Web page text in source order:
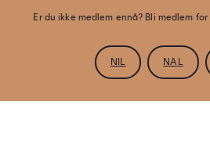
Er du ikke medlem ennå? Bli medlem
NIL NAL